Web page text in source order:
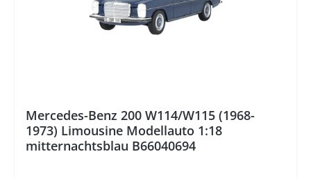
Mercedes-Benz 200 W114/W115 (1968-
1973) Limousine Modellauto 1:18
mitternachtsblau B66040694